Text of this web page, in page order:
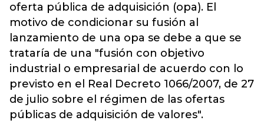
oferta pública de adquisición (opa). El
motivo de condicionar su fusión al
lanzamiento de una opa se debe a que se
trataría de una "fusión con objetivo
industrial o empresarial de acuerdo con lo
previsto en el Real Decreto 1066/2007, de 27
de julio sobre el régimen de las ofertas
públicas de adquisición de valores".